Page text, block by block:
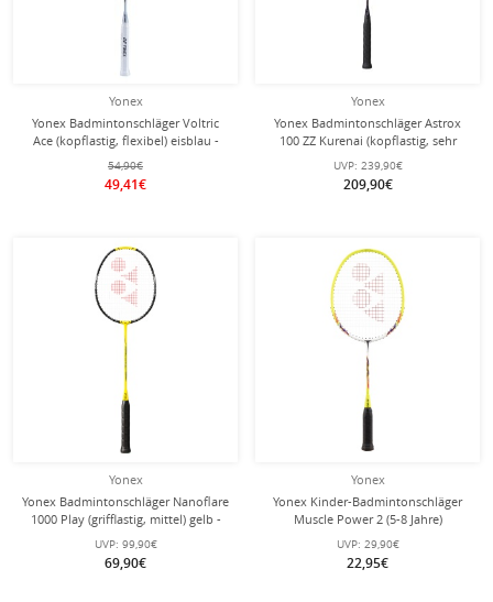
Yonex
Yonex Badmintonschläger Voltric
Ace (kopflastig, flexibel) eisblau -
besaitet -
54,90€
49,41€
Yonex
Yonex Badmintonschläger Astrox
100 ZZ Kurenai (kopflastig, sehr
steif) weinrot - unbesaitet -
UVP: 239,90€
209,90€
Yonex
Yonex Badmintonschläger Nanoflare
1000 Play (grifflastig, mittel) gelb -
besaitet -
UVP: 99,90€
69,90€
Yonex
Yonex Kinder-Badmintonschläger
Muscle Power 2 (5-8 Jahre)
gelb/weiss - besaitet -
UVP: 29,90€
22,95€